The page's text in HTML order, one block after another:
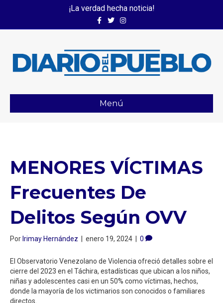
¡La verdad hecha noticia!
FacebookTwitterInstagram
Menú
MENORES VÍCTIMAS
Frecuentes De
Delitos Según OVV
PorIrimay Hernández | enero 19, 2024 | 0
El Observatorio Venezolano de Violencia ofreció detalles sobre el
cierre del 2023 en el Táchira, estadísticas que ubican a los niños,
niñas y adolescentes casi en un 50% como víctimas, hechos,
donde la mayoría de los victimarios son conocidos o familiares
directos.